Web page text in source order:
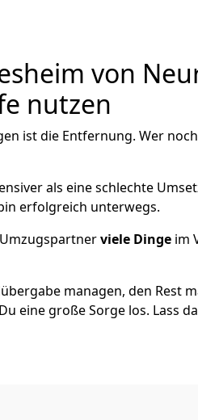
von
nutzen
ist die Entfernung. Wer
als eine schlechte
erfolgreich unterwegs.
viele Dinge im
managen, den Rest
eine große Sorge los. Lass